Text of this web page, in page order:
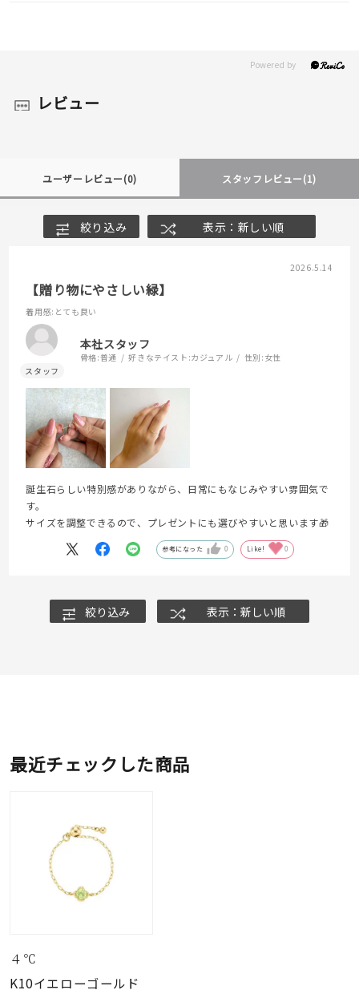
レビュー
ユーザーレビュー(0) スタッフレビュー(1)
絞り込み 表示：新しい順
2026.5.14
【贈り物にやさしい緑】
着用感:とても良い
本社スタッフ
骨格:普通 好きなテイスト:カジュアル 性別: 女性
誕生石らしい特別感がありながら、日常にもなじみやすい雰囲気で
す。
サイズを調整できるので、プレゼントにも選びやすいと思います🎁
参考になった 0 Like! 0
絞り込み 表示：新しい順
最近チェックした商品
４℃
K10イエローゴールド